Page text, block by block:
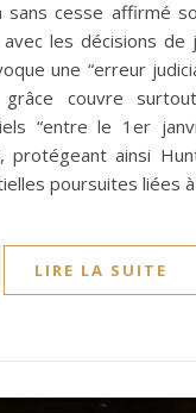
sans cesse affirmé
les décisions de
une “erreur
grâce couvre
“entre le 1er
protégeant ainsi
poursuites liées
LIRE LA SUITE